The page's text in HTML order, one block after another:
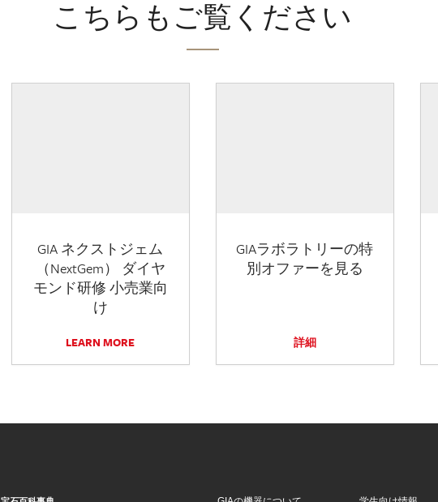
こちらもご覧ください
GIA ネクストジェム
（NextGem） ダイヤ
モンド研修 小売業向
け
LEARN MORE
GIAラボラトリーの特
別オファーを見る
詳細